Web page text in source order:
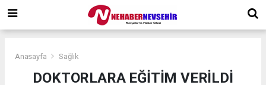
Anasayfa Sağlık
DOKTORLARA EĞİTİM VERİLDİ